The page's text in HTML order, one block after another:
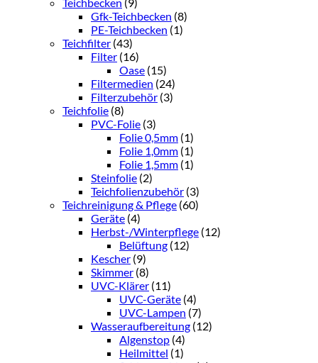
Gfk-Teichbecken (8)
PE-Teichbecken (1)
Teichfilter (43)
Filter (16)
Oase (15)
Filtermedien (24)
Filterzubehör (3)
Teichfolie (8)
PVC-Folie (3)
Folie 0,5mm (1)
Folie 1,0mm (1)
Folie 1,5mm (1)
Steinfolie (2)
Teichfolienzubehör (3)
Teichreinigung & Pflege (60)
Geräte (4)
Herbst-/Winterpflege (12)
Belüftung (12)
Kescher (9)
Skimmer (8)
UVC-Klärer (11)
UVC-Geräte (4)
UVC-Lampen (7)
Wasseraufbereitung (12)
Algenstop (4)
Heilmittel (1)